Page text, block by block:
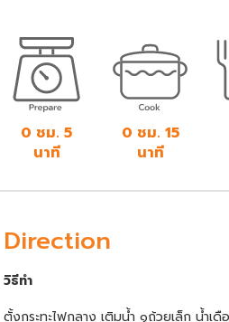
0 ชม. 5
นาที
0 ชม. 15
นาที
Direction
วิธีทำ
ตั้งกระทะไฟกลาง เติมน้ำ ๑ถ้วยเล็ก น้ำเ